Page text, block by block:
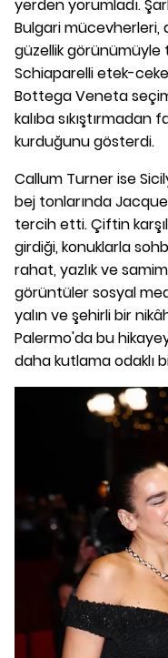
yerden yorumladı.
Bulgari mücevherleri,
güzellik görünümüyle
Schiaparelli etek-
Bottega Veneta
kalıba
kurduğunu gösterdi.
Callum Turner ise
bej tonlarında
tercih etti. Çiftin
girdiği, konuklarla
rahat, yazlık ve
görüntüler sosyal
yalın ve şehirli bir
Palermo'da bu
daha kutlama odaklı